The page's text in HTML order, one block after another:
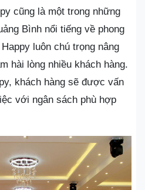
cũng là một trong những
Bình nổi tiếng về phong
luôn chú trọng nâng
hài lòng nhiều khách hàng.
khách hàng sẽ được vấn
với ngân sách phù hợp